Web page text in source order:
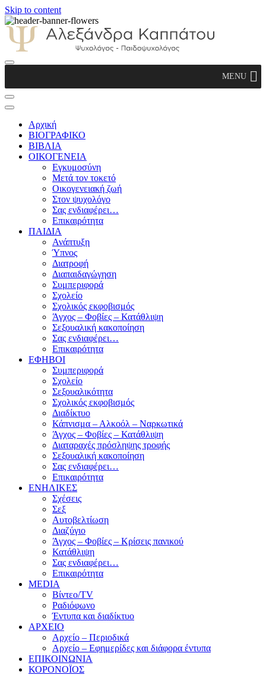
Skip to content
Παιδοψυχολόγος
MENU
Αρχική
ΒΙΟΓΡΑΦΙΚΟ
ΒΙΒΛΙΑ
ΟΙΚΟΓΕΝΕΙΑ
Εγκυμοσύνη
Μετά τον τοκετό
Οικογενειακή ζωή
Στον ψυχολόγο
Σας ενδιαφέρει…
Επικαιρότητα
ΠΑΙΔΙΑ
Ανάπτυξη
Ύπνος
Διατροφή
Διαπαιδαγώγηση
Συμπεριφορά
Σχολείο
Σχολικός εκφοβισμός
Άγχος – Φοβίες – Κατάθλιψη
Σεξουαλική κακοποίηση
Σας ενδιαφέρει…
Επικαιρότητα
ΕΦΗΒΟΙ
Συμπεριφορά
Σχολείο
Σεξουαλικότητα
Σχολικός εκφοβισμός
Διαδίκτυο
Κάπνισμα – Αλκοόλ – Ναρκωτικά
Άγχος – Φοβίες – Κατάθλιψη
Διαταραχές πρόσληψης τροφής
Σεξουαλική κακοποίηση
Σας ενδιαφέρει…
Επικαιρότητα
ΕΝΗΛΙΚΕΣ
Σχέσεις
Σεξ
Αυτοβελτίωση
Διαζύγιο
Άγχος – Φοβίες – Κρίσεις πανικού
Κατάθλιψη
Σας ενδιαφέρει…
Επικαιρότητα
MEDIA
Βίντεο/TV
Ραδιόφωνο
Έντυπα και διαδίκτυο
ΑΡΧΕΙΟ
Αρχείο – Περιοδικά
Αρχείο – Εφημερίδες και διάφορα έντυπα
ΕΠΙΚΟΙΝΩΝΙΑ
ΚΟΡΟΝΟΪΟΣ